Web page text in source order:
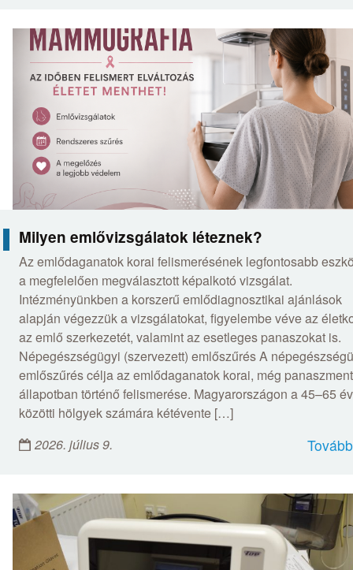
Milyen emlővizsgálatok léteznek?
Az emlődaganatok korai felismerésének legfontosabb
a megfelelően megválasztott képalkotó vizsgálat.
Intézményünkben a korszerű emlődiagnosztikai ajánlások
alapján végezzük a vizsgálatokat, figyelembe véve az
az emlő szerkezetét, valamint az esetleges panaszokat is.
Népegészségügyi (szervezett) emlőszűrés A
emlőszűrés célja az emlődaganatok korai, még
állapotban történő felismerése. Magyarországon a 45–65 év
közötti hölgyek számára kétévente […]
2026. július 9.